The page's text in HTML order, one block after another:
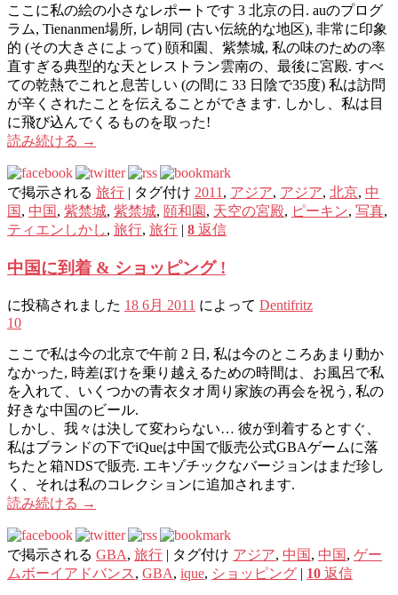
ここに私の絵の小さなレポートです 3 北京の日. auのプログ
ラム, Tienanmen場所, レ胡同 (古い伝統的な地区), 非常に印象
的 (その大きさによって) 頤和園、紫禁城, 私の味のための率
直すぎる典型的な天とレストラン雲南の、最後に宮殿. すべ
ての乾熱でこれと息苦しい (の間に 33 日陰で35度) 私は訪問
が辛くされたことを伝えることができます. しかし、私は目
に飛び込んでくるものを取った!
読み続ける →
で掲示される 旅行 | タグ付け 2011 , アジア, アジア, 北京, 中
国 , 中国 , 紫禁城, 紫禁城, 頤和園 , 天空の宮殿, ピーキン, 写真,
ティエンしかし, 旅行, 旅行 | 8 返信
中国に到着 & ショッピング !
に投稿されました 18 6月 2011 によって Dentifritz
10
ここで私は今の北京で午前 2 日, 私は今のところあまり動か
なかった, 時差ぼけを乗り越えるための時間は、お風呂で私
を入れて、いくつかの青衣タオ周り家族の再会を祝う, 私の
好きな​​中国のビール.
しかし、我々は決して変わらない… 彼が到着するとすぐ、
私はブランドの下でiQueは中国で販売公式GBAゲームに落
ちたと箱NDSで販売. エキゾチックなバージョンはまだ珍し
く、それは私のコレクションに追加されます.
読み続ける →
で掲示される GBA, 旅行 | タグ付け アジア, 中国 , 中国 , ゲー
ムボーイアドバンス , GBA, ique, ショッピング | 10 返信